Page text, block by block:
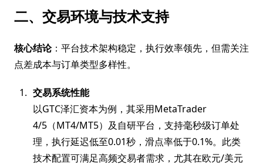
二、交易环境与技术支持
核心结论：平台技术架构稳定，执行效率领先，但需关注
点差成本与订单类型多样性。
交易系统性能
以GTC泽汇资本为例，其采用MetaTrader
4/5（MT4/MT5）及自研平台，支持毫秒级订单处
理，执行延迟低至0.01秒，滑点率低于0.1%。此类
技术配置可满足高频交易者需求，尤其在欧元/美元